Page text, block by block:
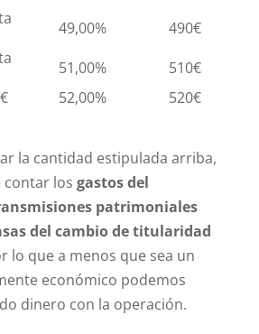
49,00%
490€
51,00%
510€
52,00% 520€
la cantidad estipulada arriba,
los gastos del
patrimoniales
del cambio de titularidad
lo que a menos que sea un
económico podemos
dinero con la operación.